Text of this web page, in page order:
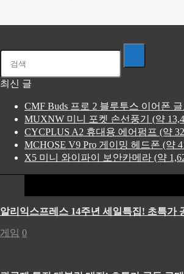
최신 글
CMF Buds 프로 2 블루투스 이어폰
MUXNW 미니 포켓 손선풍기 (약
CYCPLUS A2 휴대용 에어펌프 (약
MCHOSE V9 Pro 게이밍 헤드폰 (약
X5 미니 와이파이 보안카메라 (약
알리익스프레스 14주년 세일특집! 초특가
게임 0